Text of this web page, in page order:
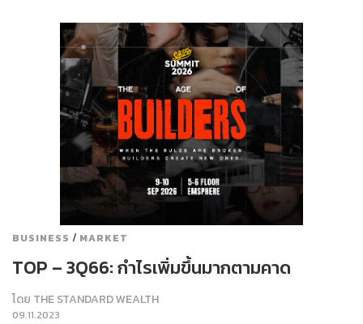
BUSINESS / MARKET
TOP – 3Q66: กำไรเพิ่มขึ้นมากตามคาด
โดย THE STANDARD WEALTH
09.11.2023